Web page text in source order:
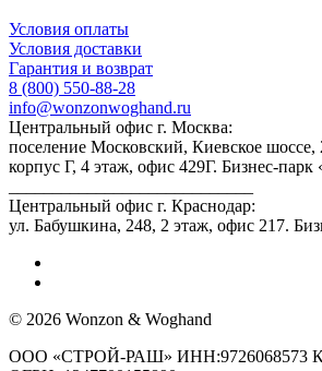
Условия оплаты
Условия доставки
Гарантия и возврат
8 (800) 550-88-28
info@wonzonwoghand.ru
Центральный офис г. Москва:
поселение Московский, Киевское шоссе,
корпус Г, 4 этаж, офис 429Г. Бизнес-парк
Центральный офис г. Краснодар:
ул. Бабушкина, 248, 2 этаж, офис 217.
© 2026 Wonzon & Woghand
ООО «СТРОЙ-РАШ» ИНН:9726068573